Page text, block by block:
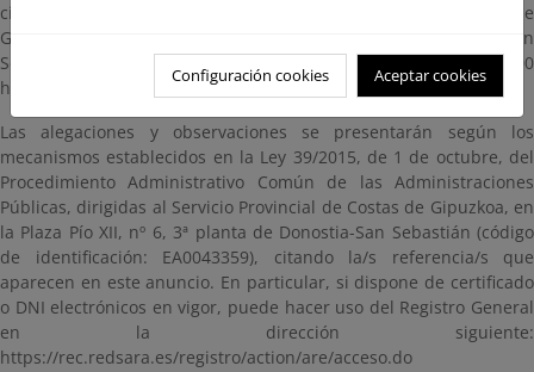
cita previa, en las oficinas del Servicio Provincial de Costas de
Gipuzkoa, en la Plaza Pío XII, nº 6, 3ª planta de Donostia-San
Sebastián en horario hábil de lunes a viernes de 09:00 a 14:00
horas.
Las alegaciones y observaciones se presentarán según los
mecanismos establecidos en la Ley 39/2015, de 1 de octubre, del
Procedimiento Administrativo Común de las Administraciones
Públicas, dirigidas al Servicio Provincial de Costas de Gipuzkoa, en
la Plaza Pío XII, nº 6, 3ª planta de Donostia-San Sebastián (código
de identificación: EA0043359), citando la/s referencia/s que
aparecen en este anuncio. En particular, si dispone de certificado
o DNI electrónicos en vigor, puede hacer uso del Registro General
en la dirección siguiente:
https://rec.redsara.es/registro/action/are/acceso.do
Configuración cookies Aceptar cookies